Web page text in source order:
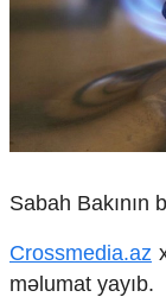
Çarpaz baxış
Təhlil
Siyasi
Geosiyasi
İqtisadi
Araşdırma
Foto
Sabah Bakının
Crossmedia.az
məlumat yayıb.